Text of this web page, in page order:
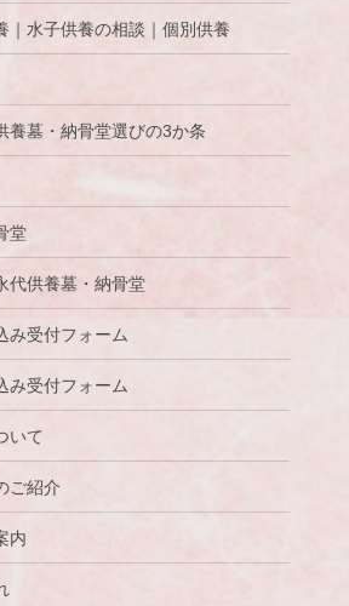
｜水子供養の相談｜個別供養
養墓・納骨堂選びの3か条
堂
代供養墓・納骨堂
み受付フォーム
み受付フォーム
いて
ご紹介
内